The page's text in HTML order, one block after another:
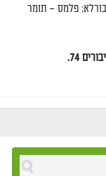
;פלמס– תומר
74.